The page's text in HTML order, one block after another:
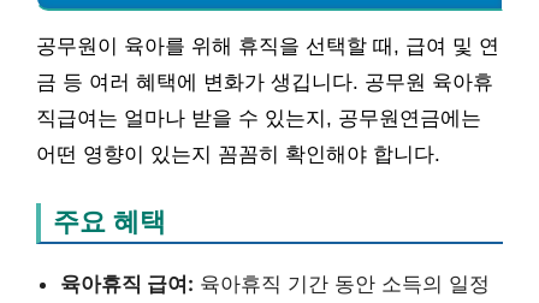
공무원이 육아를 위해 휴직을 선택할 때, 급여 및 연
금 등 여러 혜택에 변화가 생깁니다. 공무원 육아휴
직급여는 얼마나 받을 수 있는지, 공무원연금에는
어떤 영향이 있는지 꼼꼼히 확인해야 합니다.
주요 혜택
육아휴직 급여: 육아휴직 기간 동안 소득의 일정